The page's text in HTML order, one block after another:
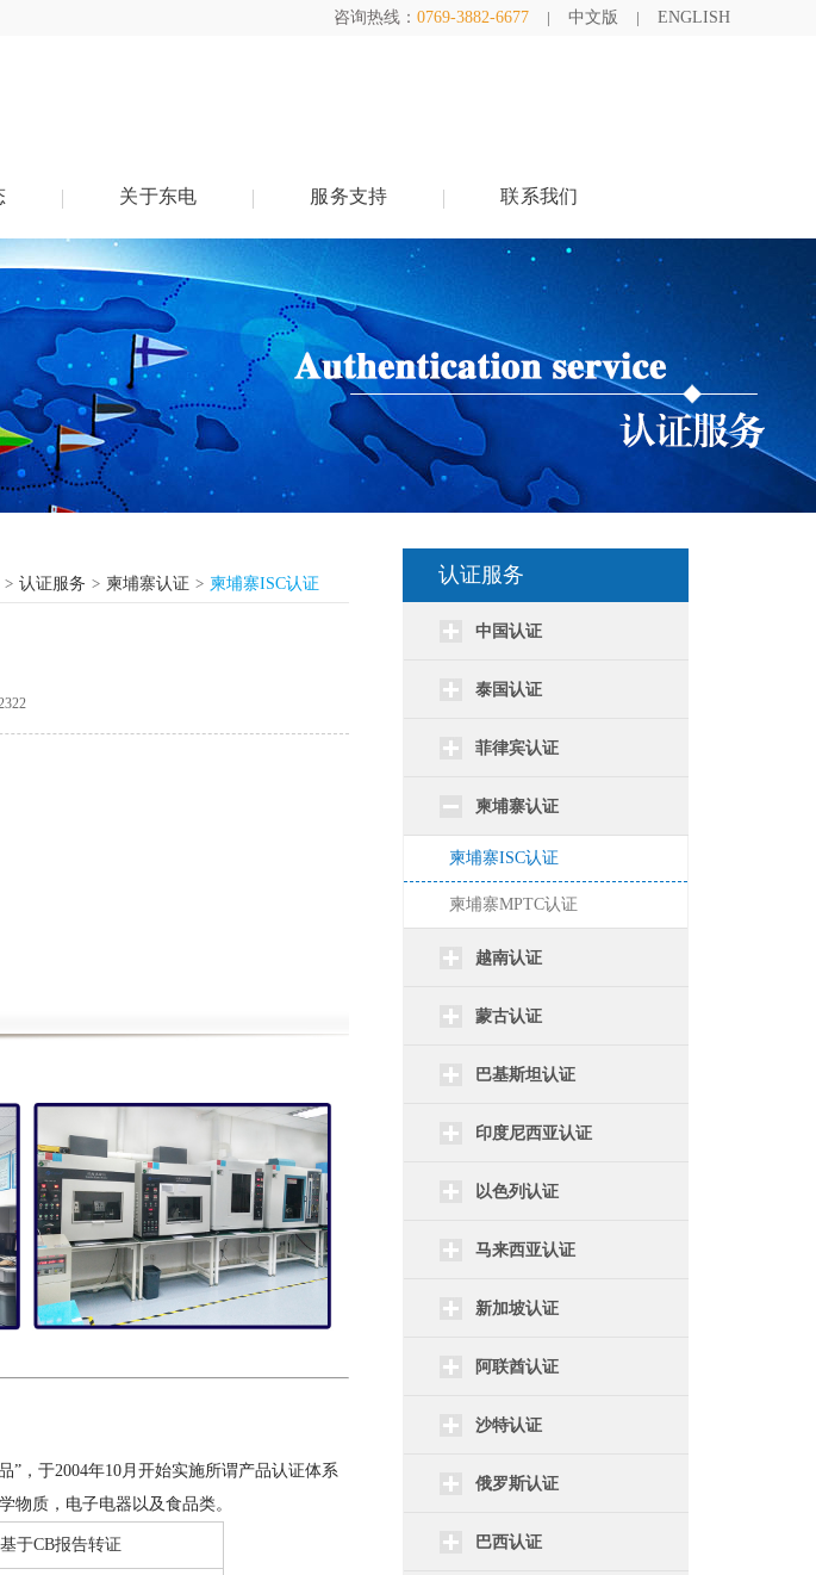
咨询热线： 0769-3882-6677 中文版 ENGLISH
关于东电 服务支持 联系我们
认证服务
中国认证
泰国认证
菲律宾认证
柬埔寨认证
柬埔寨ISC认证
柬埔寨MPTC认证
越南认证
蒙古认证
巴基斯坦认证
印度尼西亚认证
以色列认证
马来西亚认证
新加坡认证
阿联酋认证
沙特认证
俄罗斯认证
巴西认证
认证服务 柬埔寨认证 柬埔寨ISC认证
”，于2004年10月开始实施所谓产品认证体系
物质，电子电器以及食品类。
基于CB报告转证